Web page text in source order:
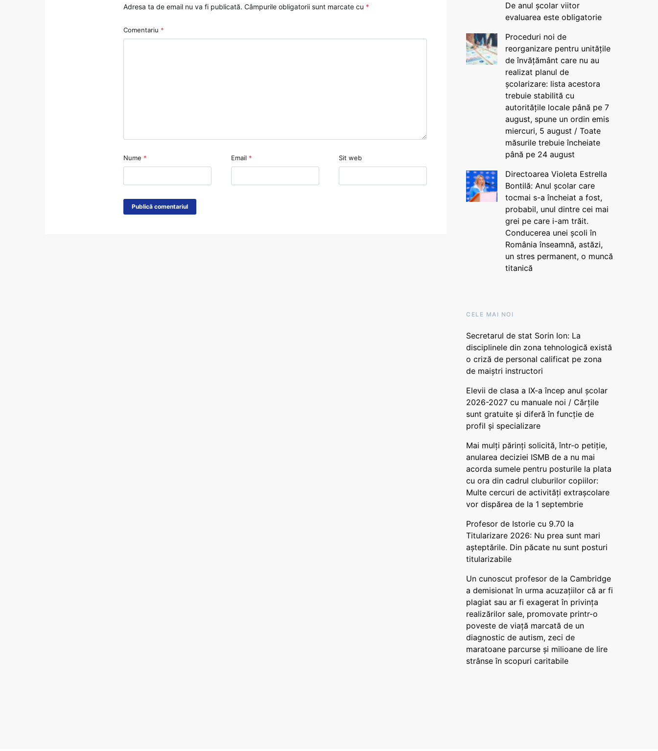
Adresa ta de email nu va fi publicată. Câmpurile obligatorii sunt marcate cu *
Comentariu *
Nume * Email * Sit web
De anul școlar viitor
evaluarea este obligatorie
Proceduri noi de
reorganizare pentru unitățile
de învățământ care nu au
realizat planul de
școlarizare: lista acestora
trebuie stabilită cu
autoritățile locale până pe 7
august, spune un ordin emis
miercuri, 5 august / Toate
măsurile trebuie încheiate
până pe 24 august
Directoarea Violeta Estrella
Bontilă: Anul școlar care
tocmai s-a încheiat a fost,
probabil, unul dintre cei mai
grei pe care i-am trăit.
Conducerea unei școli în
România înseamnă, astăzi,
un stres permanent, o muncă
titanică
CELE MAI NOI
Secretarul de stat Sorin Ion: La
disciplinele din zona tehnologică există
o criză de personal calificat pe zona
de maiștri instructori
Elevii de clasa a IX-a încep anul școlar
2026-2027 cu manuale noi / Cărțile
sunt gratuite și diferă în funcție de
profil și specializare
Mai mulți părinți solicită, într-o petiție,
anularea deciziei ISMB de a nu mai
acorda sumele pentru posturile la plata
cu ora din cadrul cluburilor copiilor:
Multe cercuri de activități extrașcolare
vor dispărea de la 1 septembrie
Profesor de Istorie cu 9.70 la
Titularizare 2026: Nu prea sunt mari
așteptările. Din păcate nu sunt posturi
titularizabile
Un cunoscut profesor de la Cambridge
a demisionat în urma acuzațiilor că ar fi
plagiat sau ar fi exagerat în privința
realizărilor sale, promovate printr-o
poveste de viață marcată de un
diagnostic de autism, zeci de
maratoane parcurse și milioane de lire
strânse în scopuri caritabile